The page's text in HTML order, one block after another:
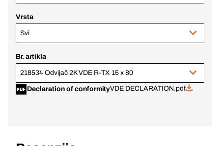
Vrsta
Svi
Br. artikla
218534 Odvijač 2K VDE R-TX 15 x 80
Declaration of conformityVDE DECLARATION.pdf